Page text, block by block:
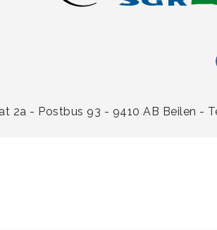
2a - Postbus 93 - 9410 AB Beilen -